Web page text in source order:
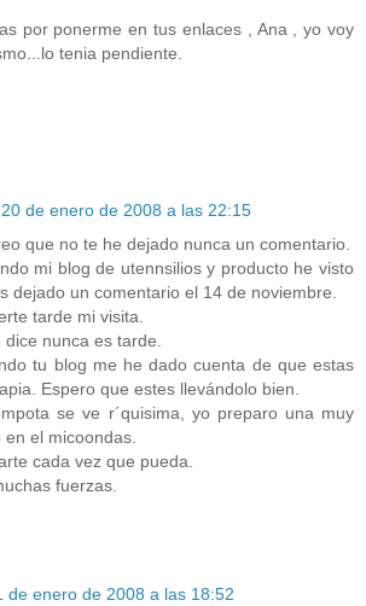
por ponerme en tus enlaces , Ana , yo voy
tenia pendiente.
20 de enero de 2008 a las 22:15
que no te he dejado nunca un comentario.
mi blog de utennsilios y producto he visto
dejado un comentario el 14 de noviembre.
tarde mi visita.
dice nunca es tarde.
tu blog me he dado cuenta de que estas
Espero que estes llevándolo bien.
se ve r´quisima, yo preparo una muy
en el micoondas.
cada vez que pueda.
fuerzas.
de enero de 2008 a las 18:52